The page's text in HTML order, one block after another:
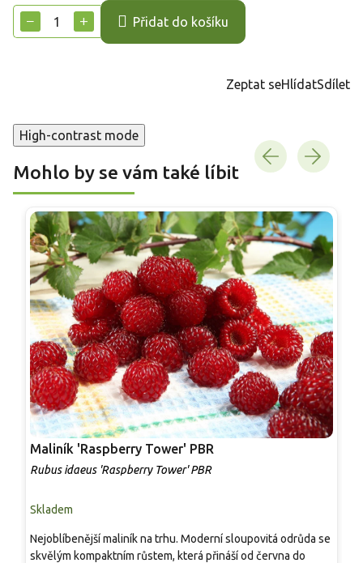
cena:
+
− Přidat do košíku
Zeptat seHlídatSdílet
High-contrast mode
Mohlo by se vám také líbit
Maliník 'Raspberry Tower' PBR
Rubus idaeus 'Raspberry Tower' PBR
Skladem
Nejoblíbenější maliník na trhu. Moderní sloupovitá odrůda se
skvělým kompaktním růstem, která přináší od června do